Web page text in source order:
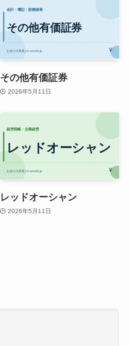
その他有価証券
2026年5月11日
レッドオーシャン
2026年5月11日